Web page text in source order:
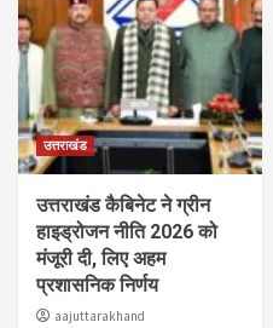
उत्तराखंड
उत्तराखंड कैबिनेट ने ग्रीन
हाइड्रोजन नीति 2026 को
मंजूरी दी, लिए अहम
प्रशासनिक निर्णय
aajuttarakhand